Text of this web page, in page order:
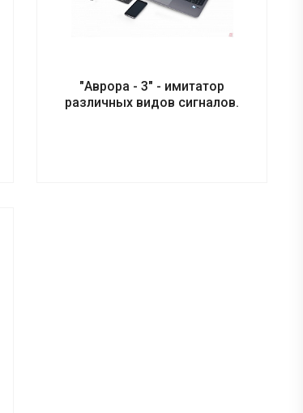
"Аврора - 3" - имитатор
различных видов сигналов.